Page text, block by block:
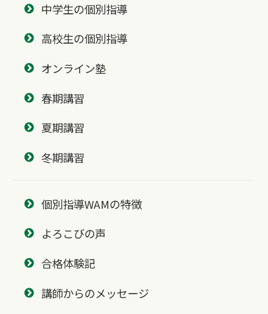
中学生の個別指導
高校生の個別指導
オンライン塾
春期講習
夏期講習
冬期講習
個別指導WAMの特徴
よろこびの声
合格体験記
講師からのメッセージ